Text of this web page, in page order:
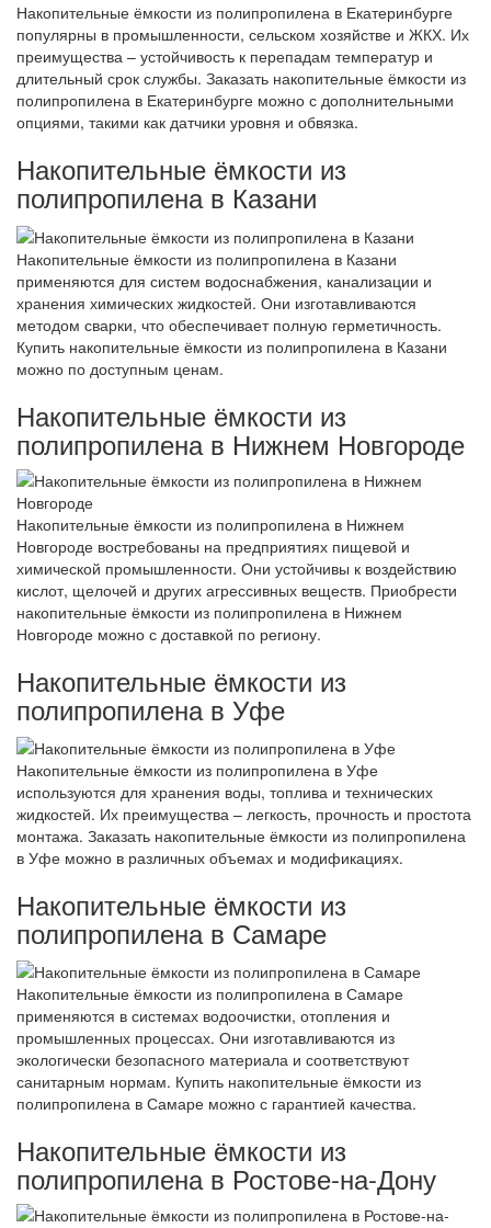
Накопительные ёмкости из полипропилена в Екатеринбурге
популярны в промышленности, сельском хозяйстве и ЖКХ. Их
преимущества – устойчивость к перепадам температур и
длительный срок службы. Заказать накопительные ёмкости из
полипропилена в Екатеринбурге можно с дополнительными
опциями, такими как датчики уровня и обвязка.
Накопительные ёмкости из
полипропилена в Казани
Накопительные ёмкости из полипропилена в Казани
применяются для систем водоснабжения, канализации и
хранения химических жидкостей. Они изготавливаются
методом сварки, что обеспечивает полную герметичность.
Купить накопительные ёмкости из полипропилена в Казани
можно по доступным ценам.
Накопительные ёмкости из
полипропилена в Нижнем Новгороде
Накопительные ёмкости из полипропилена в Нижнем
Новгороде востребованы на предприятиях пищевой и
химической промышленности. Они устойчивы к воздействию
кислот, щелочей и других агрессивных веществ. Приобрести
накопительные ёмкости из полипропилена в Нижнем
Новгороде можно с доставкой по региону.
Накопительные ёмкости из
полипропилена в Уфе
Накопительные ёмкости из полипропилена в Уфе
используются для хранения воды, топлива и технических
жидкостей. Их преимущества – легкость, прочность и простота
монтажа. Заказать накопительные ёмкости из полипропилена
в Уфе можно в различных объемах и модификациях.
Накопительные ёмкости из
полипропилена в Самаре
Накопительные ёмкости из полипропилена в Самаре
применяются в системах водоочистки, отопления и
промышленных процессах. Они изготавливаются из
экологически безопасного материала и соответствуют
санитарным нормам. Купить накопительные ёмкости из
полипропилена в Самаре можно с гарантией качества.
Накопительные ёмкости из
полипропилена в Ростове-на-Дону